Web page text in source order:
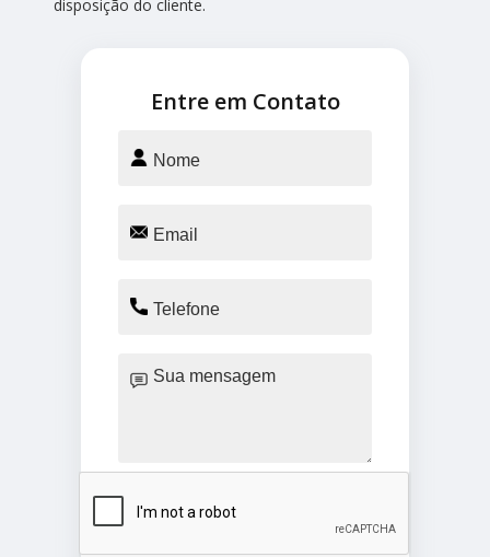
disposição do cliente.
Entre em Contato